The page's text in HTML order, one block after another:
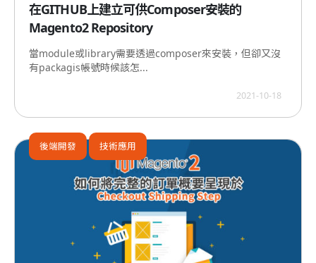
在GITHUB上建立可供Composer安裝的
Magento2 Repository
當module或library需要透過composer來安裝，但卻又沒
有packagis帳號時候該怎...
2021-10-18
後端開發 技術應用